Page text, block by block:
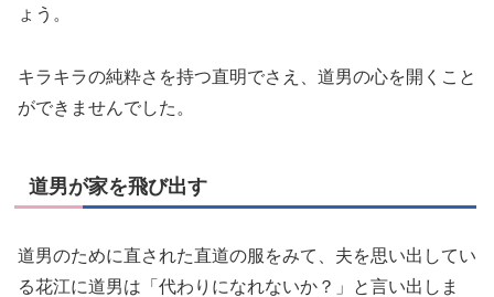
ょう。
キラキラの純粋さを持つ直明でさえ、道男の心を開くこと
ができませんでした。
道男が家を飛び出す
道男のために直された直道の服をみて、夫を思い出してい
る花江に道男は「代わりになれないか？」と言い出しま